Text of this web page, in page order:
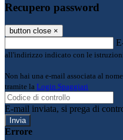
Recupero password
button close ×
all'indirizzo indicato con le istruzioni
Non hai una e-mail associata al
tramite la Login Spaggiari
E-mail inviata, si prega di
Errore